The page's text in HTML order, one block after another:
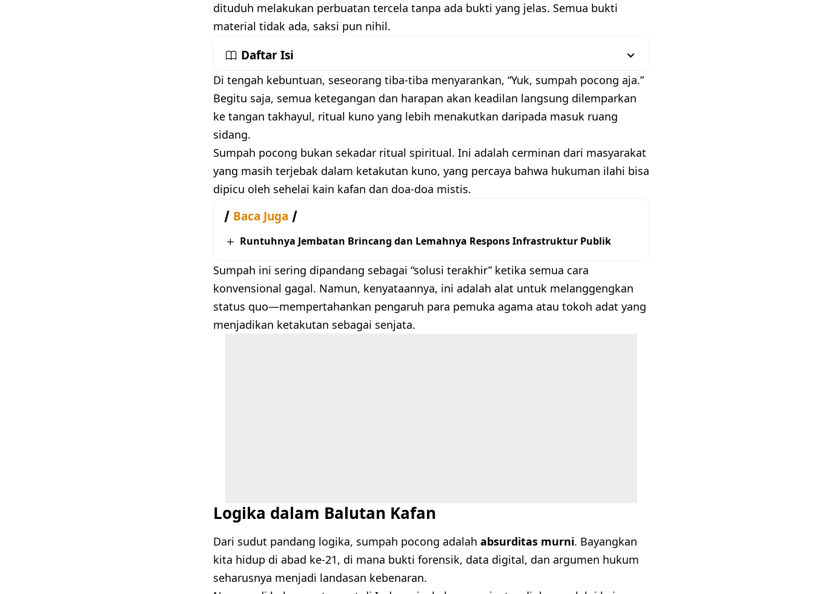
dituduh melakukan perbuatan tercela tanpa ada bukti yang jelas. Semua bukti
material tidak ada, saksi pun nihil.
Daftar Isi
Di tengah kebuntuan, seseorang tiba-tiba menyarankan, “Yuk, sumpah pocong aja.”
Begitu saja, semua ketegangan dan harapan akan keadilan langsung dilemparkan
ke tangan takhayul, ritual kuno yang lebih menakutkan daripada masuk ruang
sidang.
Sumpah pocong bukan sekadar ritual spiritual. Ini adalah cerminan dari masyarakat
yang masih terjebak dalam ketakutan kuno, yang percaya bahwa hukuman ilahi bisa
dipicu oleh sehelai kain kafan dan doa-doa mistis.
Baca Juga
Runtuhnya Jembatan Brincang dan Lemahnya Respons Infrastruktur Publik
Sumpah ini sering dipandang sebagai “solusi terakhir” ketika semua cara
konvensional gagal. Namun, kenyataannya, ini adalah alat untuk melanggengkan
status quo—mempertahankan pengaruh para pemuka agama atau tokoh adat yang
menjadikan ketakutan sebagai senjata.
Logika dalam Balutan Kafan
Dari sudut pandang logika, sumpah pocong adalah absurditas murni. Bayangkan
kita hidup di abad ke-21, di mana bukti forensik, data digital, dan argumen hukum
seharusnya menjadi landasan kebenaran.